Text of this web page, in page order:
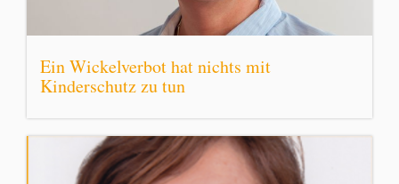
Ein Wickelverbot hat nichts mit
Kinderschutz zu tun